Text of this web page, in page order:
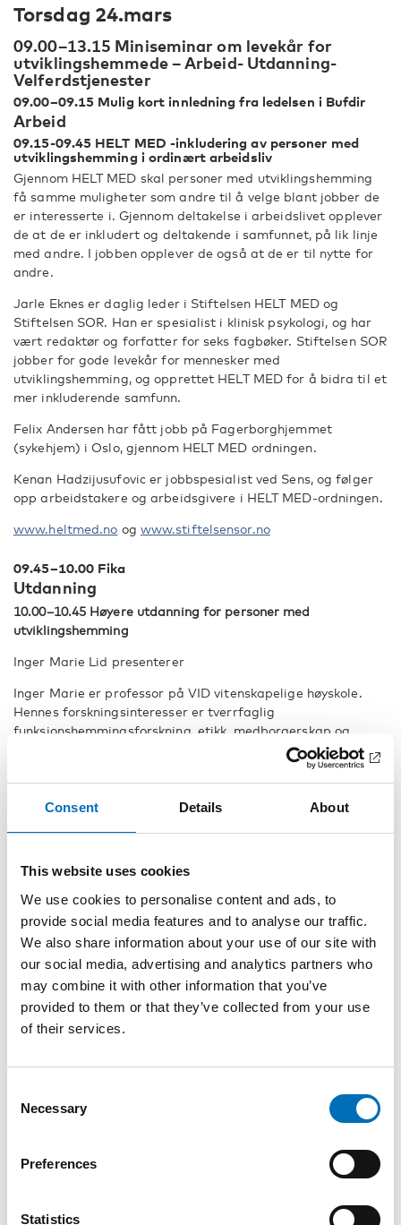
Consent Details About
This website uses cookies
We use cookies to personalise content and ads, to
provide social media features and to analyse our traffic.
We also share information about your use of our site with
our social media, advertising and analytics partners who
may combine it with other information that you’ve
provided to them or that they’ve collected from your use
of their services.
Selection
Necessary
Preferences
Statistics
Torsdag 24.mars
09.00–13.15 Miniseminar om levekår for
utviklingshemmede – Arbeid- Utdanning-
Velferdstjenester
09.00–09.15 Mulig kort innledning fra ledelsen i Bufdir
Arbeid
09.15-09.45 HELT MED -inkludering av personer med
utviklingshemming i ordinært arbeidsliv
Gjennom HELT MED skal personer med utviklingshemming
få samme muligheter som andre til å velge blant jobber de
er interesserte i. Gjennom deltakelse i arbeidslivet opplever
de at de er inkludert og deltakende i samfunnet, på lik linje
med andre. I jobben opplever de også at de er til nytte for
andre.
Jarle Eknes er daglig leder i Stiftelsen HELT MED og
Stiftelsen SOR. Han er spesialist i klinisk psykologi, og har
vært redaktør og forfatter for seks fagbøker. Stiftelsen SOR
jobber for gode levekår for mennesker med
utviklingshemming, og opprettet HELT MED for å bidra til et
mer inkluderende samfunn.
Felix Andersen har fått jobb på Fagerborghjemmet
(sykehjem) i Oslo, gjennom HELT MED ordningen.
Kenan Hadzijusufovic er jobbspesialist ved Sens, og følger
opp arbeidstakere og arbeidsgivere i HELT MED-ordningen.
www.heltmed.no og www.stiftelsensor.no
09.45–10.00 Fika
Utdanning
10.00–10.45 Høyere utdanning for personer med
utviklingshemming
Inger Marie Lid presenterer
Inger Marie er professor på VID vitenskapelige høyskole.
Hennes forskningsinteresser er tverrfaglig
funksjonshemmingsforskning, etikk, medborgerskap og
universell utforming. Hun er sjefsredaktør for Scandinavian
Inger Marie er sentral i etableringen av Høyere utdanning
et studieprogram for personer med utviklingshemming.
Artikel: VID med banebrytende pilotprosjekt innen høyere
Artikel: Skal tilby høyere utdanning til personer med
utviklings­hemming
10.45–11.15 Relasjonelle og metodiske tilnærminger til
arbeidsinkludering av mennesker medutviklingshemning
Presentert av Grete Wangen
internasjonalt. Grete var prosjektleder for FOU-prosjektet
arbeidsinkludering for personer med utviklingshemming.